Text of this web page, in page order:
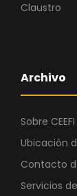
Claustro
Archivo
Sobre
Ubicación
Contacto
Servicios